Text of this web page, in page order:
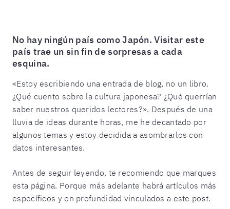
No hay ningún país como Japón. Visitar este
país trae un sin fin de sorpresas a cada
esquina.
«Estoy escribiendo una entrada de blog, no un libro.
¿Qué cuento sobre la cultura japonesa? ¿Qué querrían
saber nuestros queridos lectores?». Después de una
lluvia de ideas durante horas, me he decantado por
algunos temas y estoy decidida a asombrarlos con
datos interesantes.
Antes de seguir leyendo, te recomiendo que marques
esta página. Porque más adelante habrá artículos más
específicos y en profundidad vinculados a este post.